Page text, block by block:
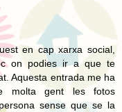
en cap xarxa social,
on podies ir a que te
Aquesta entrada me ha
molta gent les fotos
sense que se la